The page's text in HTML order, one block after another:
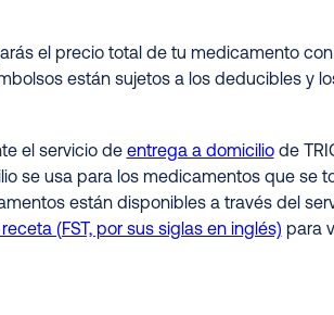
el precio total de tu medicamento
están sujetos a los deducibles y
el servicio de entrega a domiciliode
se usa para los medicamentos que se
están disponibles a través del
(FST, por sus siglas en inglés) para